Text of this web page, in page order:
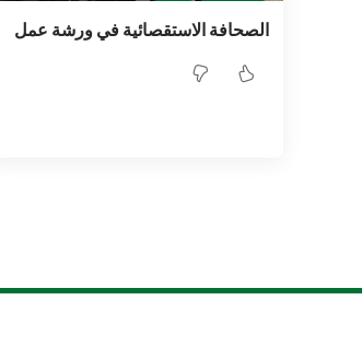
الصحافة الاستقصائية في ورشة عمل